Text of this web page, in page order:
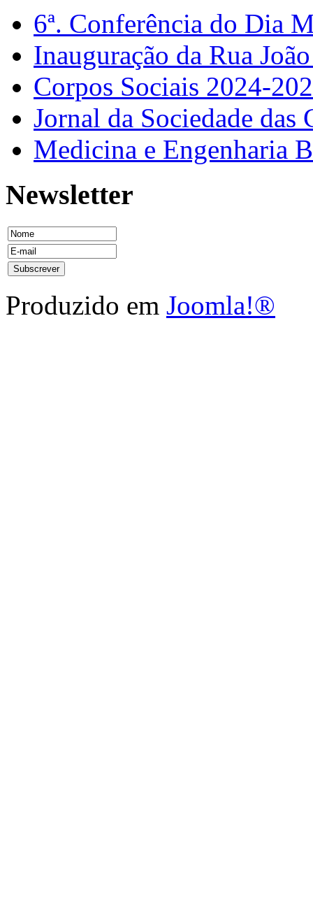
6ª. Conferência do Dia
Inauguração da Rua
Corpos Sociais 2024-
Jornal da Sociedade
Medicina e Engenharia
Newsletter
Produzido em Joomla!®